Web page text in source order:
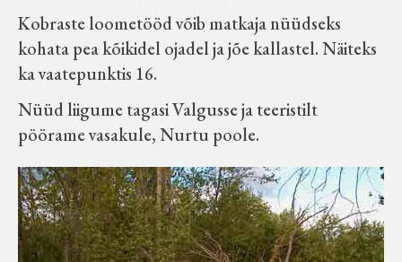
Kobraste loometööd võib matkaja nüüdseks
kohata pea kõikidel ojadel ja jõe kallastel. Näiteks
ka vaatepunktis 16.
Nüüd liigume tagasi Valgusse ja teeristilt
pöörame vasakule, Nurtu poole.